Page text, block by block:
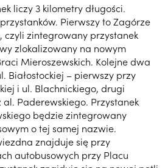
liczy 3 kilometry długości.
Pierwszy to Zagórze
czyli zintegrowany przystanek
zlokalizowany na nowym
Mieroszewskich. Kolejne dwa
Białostockiej – pierwszy przy
i ul. Blachnickiego, drugi
Paderewskiego. Przystanek
będzie zintegrowany
o tej samej nazwie.
znajduje się przy
autobusowych przy Placu